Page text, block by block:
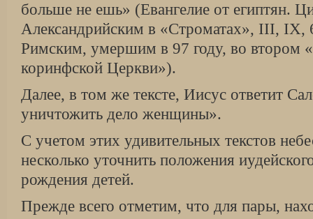
больше не ешь» (Евангелие от египтян.
Александрийским в «Строматах», III, IX,
Римским, умершим в 97 году, во втором
коринфской Церкви»).
Далее, в том же тексте, Иисус ответит
уничтожить дело женщины».
С учетом этих удивительных текстов
несколько уточнить положения
рождения детей.
Прежде всего отметим, что для пары,